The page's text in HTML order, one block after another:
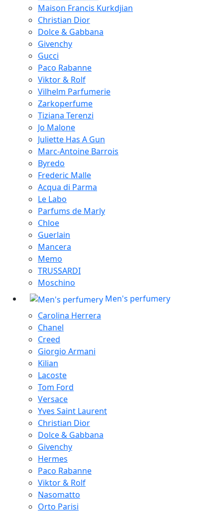
Maison Francis Kurkdjian
Christian Dior
Dolce & Gabbana
Givenchy
Gucci
Paco Rabanne
Viktor & Rolf
Vilhelm Parfumerie
Zarkoperfume
Tiziana Terenzi
Jo Malone
Juliette Has A Gun
Marc-Antoine Barrois
Byredo
Frederic Malle
Acqua di Parma
Le Labo
Parfums de Marly
Chloe
Guerlain
Mancera
Memo
TRUSSARDI
Moschino
Men's perfumery
Carolina Herrera
Chanel
Creed
Giorgio Armani
Kilian
Lacoste
Tom Ford
Versace
Yves Saint Laurent
Christian Dior
Dolce & Gabbana
Givenchy
Hermes
Paco Rabanne
Viktor & Rolf
Nasomatto
Orto Parisi